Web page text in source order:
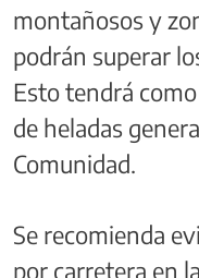
montañosos y
podrán superar
Esto tendrá
de heladas
Comunidad.
Se recomienda
por carretera en